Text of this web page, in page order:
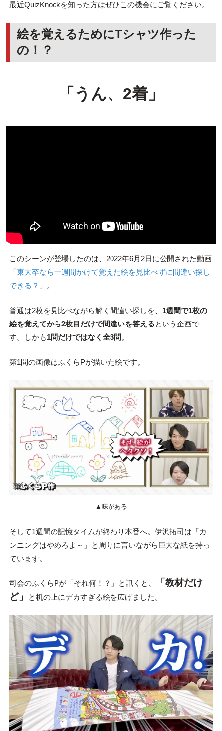
最近QuizKnockを知った方はぜひこの機会にご覧ください。
絵を覚えるためにTシャツ作った
の！？
「うん、2着」
このシーンが登場したのは、2022年6月2日に公開された動画
「東大卒なら一週間かけて覚えた絵を見比べずに間違い探し
できる？ 」。
普通は2枚を見比べながら解く間違い探しを、 1週間で1枚の
絵を覚えてから2枚目だけで間違いを答えるという企画で
す。しかも1問だけではなく全3問 。
第1問の画像はふくらPが描いた絵です。
▲味がある
そして1週間の記憶タイムが終わり本番へ。伊沢拓司は「カ
ンニングはやめろよ～」と周りに言いながら巨大な紙を持っ
ています。
司会のふくらPが「それ何！？」と訊くと、
「教材だけ
ど」
と机の上にデカすぎる絵を広げました。